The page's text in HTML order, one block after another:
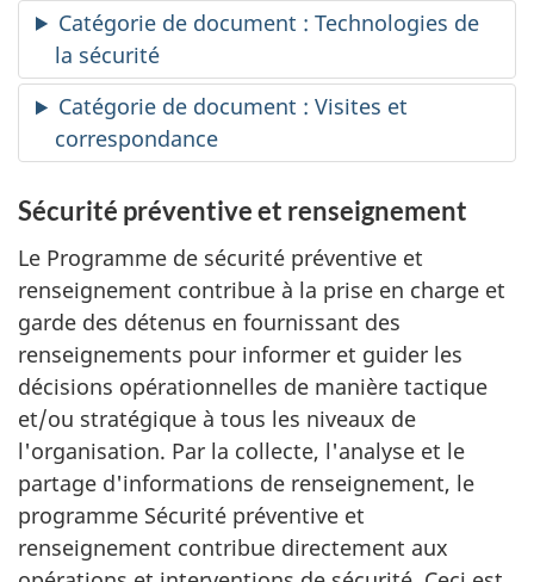
Catégorie de document : Technologies de
la sécurité
Catégorie de document : Visites et
correspondance
Sécurité préventive et renseignement
Le Programme de sécurité préventive et
renseignement contribue à la prise en charge et
garde des détenus en fournissant des
renseignements pour informer et guider les
décisions opérationnelles de manière tactique
et/ou stratégique à tous les niveaux de
l'organisation. Par la collecte, l'analyse et le
partage d'informations de renseignement, le
programme Sécurité préventive et
renseignement contribue directement aux